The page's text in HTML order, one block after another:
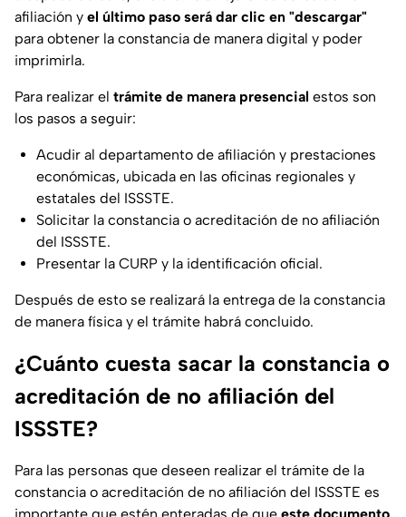
afiliación y el último paso será dar clic en "descargar"
para obtener la constancia de manera digital y poder
imprimirla.
Para realizar el trámite de manera presencial estos son
los pasos a seguir:
Acudir al departamento de afiliación y prestaciones
económicas, ubicada en las oficinas regionales y
estatales del ISSSTE.
Solicitar la constancia o acreditación de no afiliación
del ISSSTE.
Presentar la CURP y la identificación oficial.
Después de esto se realizará la entrega de la constancia
de manera física y el trámite habrá concluido.
¿Cuánto cuesta sacar la constancia o
acreditación de no afiliación del
ISSSTE?
Para las personas que deseen realizar el trámite de la
constancia o acreditación de no afiliación del ISSSTE es